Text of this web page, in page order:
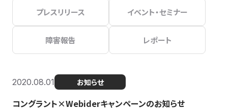
プレスリリース イベント・セミナー
障害報告 レポート
2020.08.01 お知らせ
コングラント×Webiderキャンペーンのお知らせ